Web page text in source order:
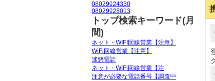
08029924330
08029928013
トップ検索キーワード(月
間)
ネット・WIFI回線営業【注意】
WiFi回線営業【注意】
迷惑電話
ネット・WiFi回線営業【注
注意が必要な電話番号【調査中